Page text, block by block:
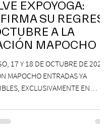
EXPOYOGA:
SU REGRESO
A LA
MAPOCHO
17 Y 18 DE OCTUBRE DE 2026,
MAPOCHO ENTRADAS YA
EXCLUSIVAMENTE EN
edición renovada que reunirá
y vida consciente, con la